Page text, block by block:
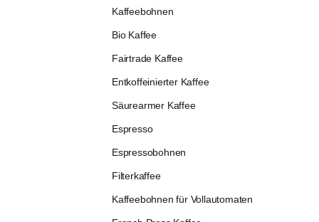
Kaffeebohnen
Bio Kaffee
Fairtrade Kaffee
Entkoffeinierter Kaffee
Säurearmer Kaffee
Espresso
Espressobohnen
Filterkaffee
Kaffeebohnen für Vollautomaten